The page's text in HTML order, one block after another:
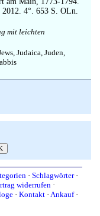
4°. 653 S. OLn.
mit leichten
Judaica, Juden,
· Schlagwörter·
widerrufen ·
· Kontakt· Ankauf·